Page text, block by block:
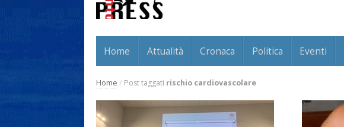
Home Attualità Cronaca Politica Eventi
Home / Post taggati rischio cardiovascolare